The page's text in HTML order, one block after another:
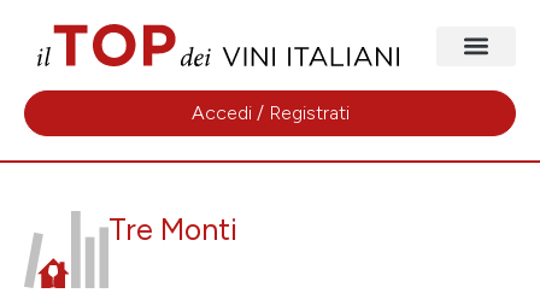
Accedi / Registrati
Tre Monti